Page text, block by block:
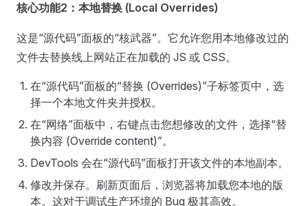
核心功能2：本地替换 (Local Overrides)
这是“源代码”面板的“核武器”。它允许您用本地修改过的
文件去替换线上网站正在加载的 JS 或 CSS。
在“源代码”面板的“替换 (Overrides)”子标签页中，选
择一个本地文件夹并授权。
在“网络”面板中，右键点击您想修改的文件，选择“替
换内容 (Override content)”。
DevTools 会在“源代码”面板打开该文件的本地副本。
修改并保存。刷新页面后，浏览器将加载您本地的版
本。这对于调试生产环境的 Bug 极其高效。